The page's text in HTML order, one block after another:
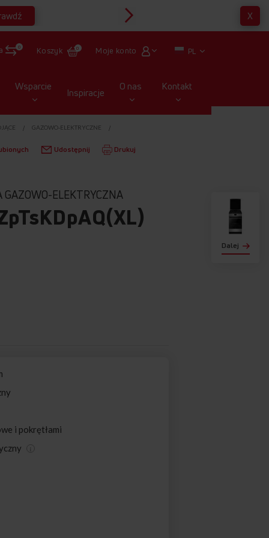
X
0 Koszyk 0 Moje konto PL
Wsparcie Inspiracje O nas Kontakt
Dalej
GAZOWO-ELEKTRYCZNE
Udostępnij Drukuj
ELEKTRYCZNA
i pokrętłami